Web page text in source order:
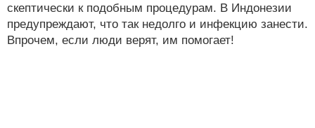
скептически к подобным процедурам. В Индонезии
предупреждают, что так недолго и инфекцию занести.
Впрочем, если люди верят, им помогает!